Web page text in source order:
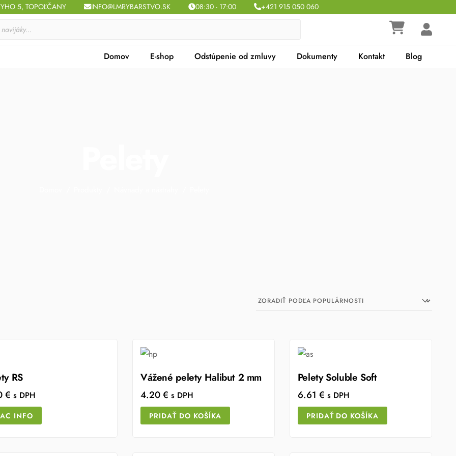
5, TOPOĽČANY INFO@LMRYBARSTVO.SK 08:30 - 17:00 +421 915 050 060
Domov E-shop Odstúpenie od zmluvy Dokumenty Kontakt Blog
RS
€ s DPH
INFO
Vážené pelety Halibut 2 mm
4.20€ s DPH
PRIDAŤ DO KOŠÍKA
Pelety Soluble Soft
6.61 € s DPH
PRIDAŤ DO KOŠÍKA